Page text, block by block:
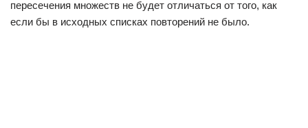
пересечения множеств не будет отличаться от того, как
если бы в исходных списках повторений не было.